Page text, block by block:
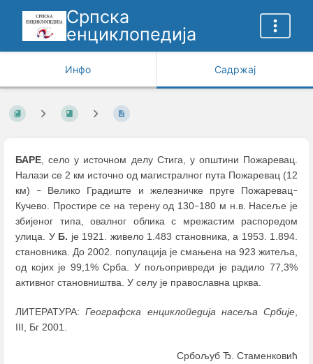
Српска
енциклопедија
Инфо Садржај
БАРЕ, село у источном делу Стига, у општини Пожаревац.
Налази се 2 км источно од магистралног пута Пожаревац (12
км) – Велико Градиште и железничке пруге Пожаревац–
Кучево. Простире се на терену од 130–180 м н.в. Насеље је
збијеног типа, овалног облика с мрежастим распоредом
улица. У Б. је 1921. живело 1.483 становника, а 1953. 1.894.
становника. До 2002. популација је смањена на 923 житеља,
од којих је 99,1% Срба. У пољопривреди је радило 77,3%
активног становништва. У селу је православна црква.
ЛИТЕРАТУРА:Географска енциклопедија насеља Србије
III, Бг 2001.
Србољуб Ђ. Стаменковић